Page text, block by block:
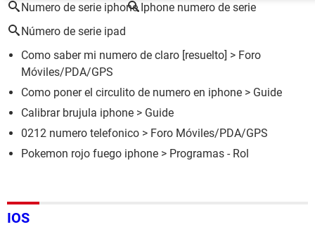
Numero de serie iphone Iphone numero de serie
Número de serie ipad
Como saber mi numero de claro [resuelto] > Foro
Móviles/PDA/GPS
Como poner el circulito de numero en iphone > Guide
Calibrar brujula iphone > Guide
0212 numero telefonico > Foro Móviles/PDA/GPS
Pokemon rojo fuego iphone > Programas - Rol
IOS